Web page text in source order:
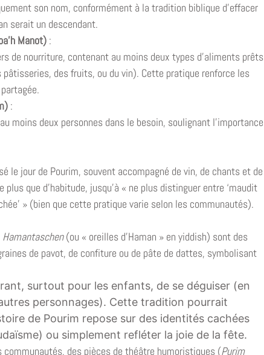
son nom, conformément à la tradition biblique d’effacer
serait un descendant.
Manot) :
de nourriture, contenant au moins deux types d’aliments prêts
pâtisseries, des fruits, ou du vin). Cette pratique renforce les
:
moins deux personnes dans le besoin, soulignant l’importance
le jour de Pourim, souvent accompagné de vin, de chants et de
que d’habitude, jusqu’à « ne plus distinguer entre ‘maudit
» (bien que cette pratique varie selon les communautés).
Hamantaschen(ou « oreilles d’Haman » en yiddish) sont des
de pavot, de confiture ou de pâte de dattes, symbolisant
surtout pour les enfants, de se déguiser (en
personnages). Cette tradition pourrait
de Pourim repose sur des identités cachées
ou simplement refléter la joie de la fête.
communautés, des pièces de théâtre humoristiques (Purim